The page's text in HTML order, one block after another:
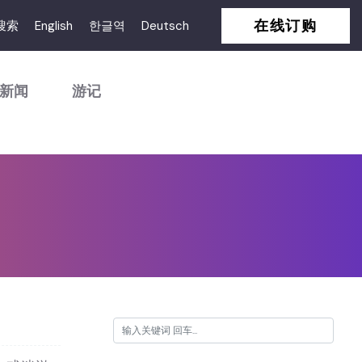
索 English 한글역 Deutsch 在线订购
新闻 游记